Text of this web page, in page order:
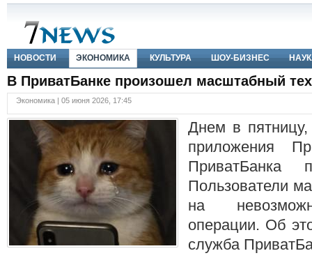
НОВОСТИ ЭКОНОМИКА КУЛЬТУРА ШОУ-БИЗНЕС
В ПриватБанке произошел масштабный
Экономика | 05 июня 2026, 17:45
Днем в
приложения
ПриватБанка
Пользователи
на
операции. Об
служба